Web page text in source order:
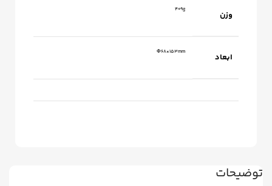
توضیحات
وزن 409g
ابعاد Φ68×153mm